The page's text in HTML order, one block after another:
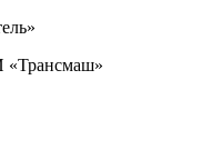
«Трансмаш»